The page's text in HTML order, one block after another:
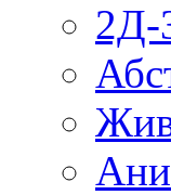
2Д-